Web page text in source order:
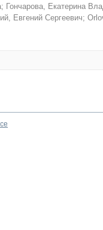
; Гончарова, Екатерина
Евгений Сергеевич;